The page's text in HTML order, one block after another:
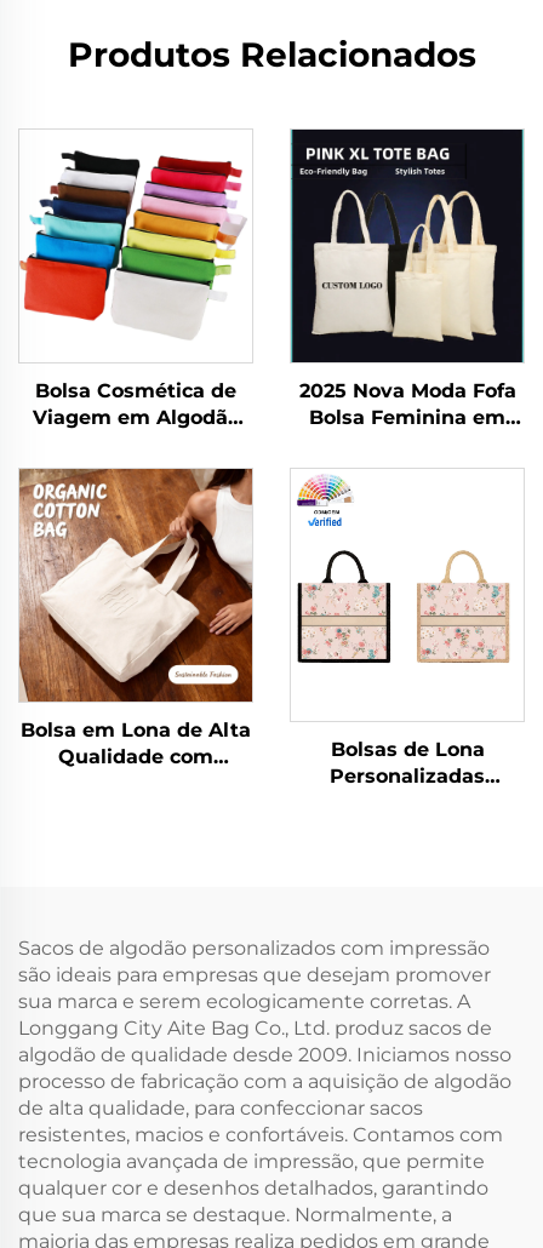
Produtos Relacionados
Bolsa Cosmética de
Viagem em Algodão
Personalizado,
Ecologicamente
Correta,
Compartimento
Dobrável com Zíper
para Armazenamento,
Inclui Presentes
2025 Nova Moda Fofa
Bolsa Feminina em
Desenho Animado
Giika Wow Eight
Estampada em Ambos
os Lados com Grande
Capacidade
Bolsa em Lona de Alta
Qualidade com
Estampa de Letras
Bolsas de Lona
Personalizadas
Transferência Térmica
para Presente
Sacos de algodão personalizados com impressão
são ideais para empresas que desejam promover
sua marca e serem ecologicamente corretas. A
Longgang City Aite Bag Co., Ltd. produz sacos de
algodão de qualidade desde 2009. Iniciamos nosso
processo de fabricação com a aquisição de algodão
de alta qualidade, para confeccionar sacos
resistentes, macios e confortáveis. Contamos com
tecnologia avançada de impressão, que permite
qualquer cor e desenhos detalhados, garantindo
que sua marca se destaque. Normalmente, a
maioria das empresas realiza pedidos em grande